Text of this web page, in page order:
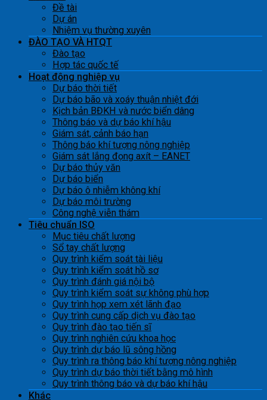
Đề tài
Dự án
Nhiệm vụ thường xuyên
ĐÀO TẠO VÀ HTQT
Đào tạo
Hợp tác quốc tế
Hoạt động nghiệp vụ
Dự báo thời tiết
Dự báo bão và xoáy thuận nhiệt đới
Kịch bản BĐKH và nước biển dâng
Thông báo và dự báo khí hậu
Giám sát, cảnh báo hạn
Thông báo khí tượng nông nghiệp
Giám sát lắng đọng axít – EANET
Dự báo thủy văn
Dự báo biển
Dự báo ô nhiễm không khí
Dự báo môi trường
Công nghệ viễn thám
Tiêu chuẩn ISO
Mục tiêu chất lượng
Sổ tay chất lượng
Quy trình kiểm soát tài liệu
Quy trình kiểm soát hồ sơ
Quy trình đánh giá nội bộ
Quy trình kiểm soát sự không phù hợp
Quy trình họp xem xét lãnh đạo
Quy trình cung cấp dịch vụ đào tạo
Quy trình đào tạo tiến sĩ
Quy trình nghiên cứu khoa học
Quy trình dự báo lũ sông hồng
Quy trình ra thông báo khí tượng nông nghiệp
Quy trình dự báo thời tiết bằng mô hình
Quy trình thông báo và dự báo khí hậu
Khác